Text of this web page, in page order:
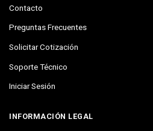
Contacto
Preguntas Frecuentes
Solicitar Cotización
Soporte Técnico
Iniciar Sesión
INFORMACIÓN LEGAL